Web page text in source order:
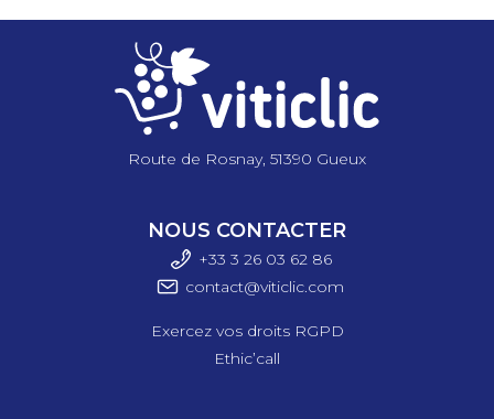
Route de Rosnay, 51390 Gueux
NOUS CONTACTER
+33 3 26 03 62 86
contact@viticlic.com
Exercez vos droits RGPD
Ethic’call